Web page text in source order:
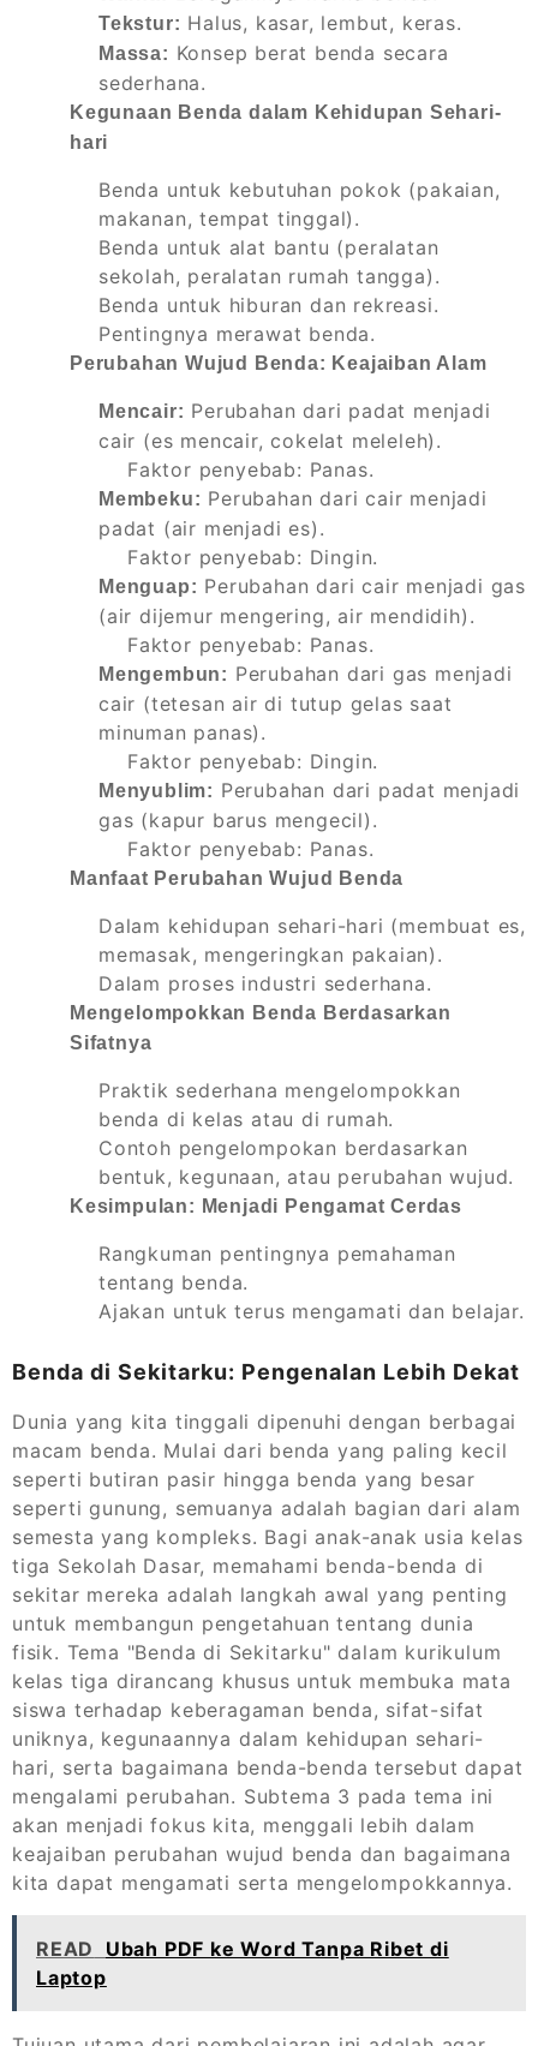
Tekstur: Halus, kasar, lembut, keras.
Massa: Konsep berat benda secara
sederhana.
Kegunaan Benda dalam Kehidupan Sehari-
hari
Benda untuk kebutuhan pokok (pakaian,
makanan, tempat tinggal).
Benda untuk alat bantu (peralatan
sekolah, peralatan rumah tangga).
Benda untuk hiburan dan rekreasi.
Pentingnya merawat benda.
Perubahan Wujud Benda: Keajaiban Alam
Mencair: Perubahan dari padat menjadi
cair (es mencair, cokelat meleleh).
Faktor penyebab: Panas.
Membeku: Perubahan dari cair menjadi
padat (air menjadi es).
Faktor penyebab: Dingin.
Menguap: Perubahan dari cair menjadi gas
(air dijemur mengering, air mendidih).
Faktor penyebab: Panas.
Mengembun: Perubahan dari gas menjadi
cair (tetesan air di tutup gelas saat
minuman panas).
Faktor penyebab: Dingin.
Menyublim: Perubahan dari padat menjadi
gas (kapur barus mengecil).
Faktor penyebab: Panas.
Manfaat Perubahan Wujud Benda
Dalam kehidupan sehari-hari (membuat es,
memasak, mengeringkan pakaian).
Dalam proses industri sederhana.
Mengelompokkan Benda Berdasarkan
Sifatnya
Praktik sederhana mengelompokkan
benda di kelas atau di rumah.
Contoh pengelompokan berdasarkan
bentuk, kegunaan, atau perubahan wujud.
Kesimpulan: Menjadi Pengamat Cerdas
Rangkuman pentingnya pemahaman
tentang benda.
Ajakan untuk terus mengamati dan belajar.
Benda di Sekitarku: Pengenalan Lebih Dekat
Dunia yang kita tinggali dipenuhi dengan berbagai
macam benda. Mulai dari benda yang paling kecil
seperti butiran pasir hingga benda yang besar
seperti gunung, semuanya adalah bagian dari alam
semesta yang kompleks. Bagi anak-anak usia kelas
tiga Sekolah Dasar, memahami benda-benda di
sekitar mereka adalah langkah awal yang penting
untuk membangun pengetahuan tentang dunia
fisik. Tema "Benda di Sekitarku" dalam kurikulum
kelas tiga dirancang khusus untuk membuka mata
siswa terhadap keberagaman benda, sifat-sifat
uniknya, kegunaannya dalam kehidupan sehari-
hari, serta bagaimana benda-benda tersebut dapat
mengalami perubahan. Subtema 3 pada tema ini
akan menjadi fokus kita, menggali lebih dalam
keajaiban perubahan wujud benda dan bagaimana
kita dapat mengamati serta mengelompokkannya.
READ
Ubah PDF ke Word Tanpa Ribet di
Laptop